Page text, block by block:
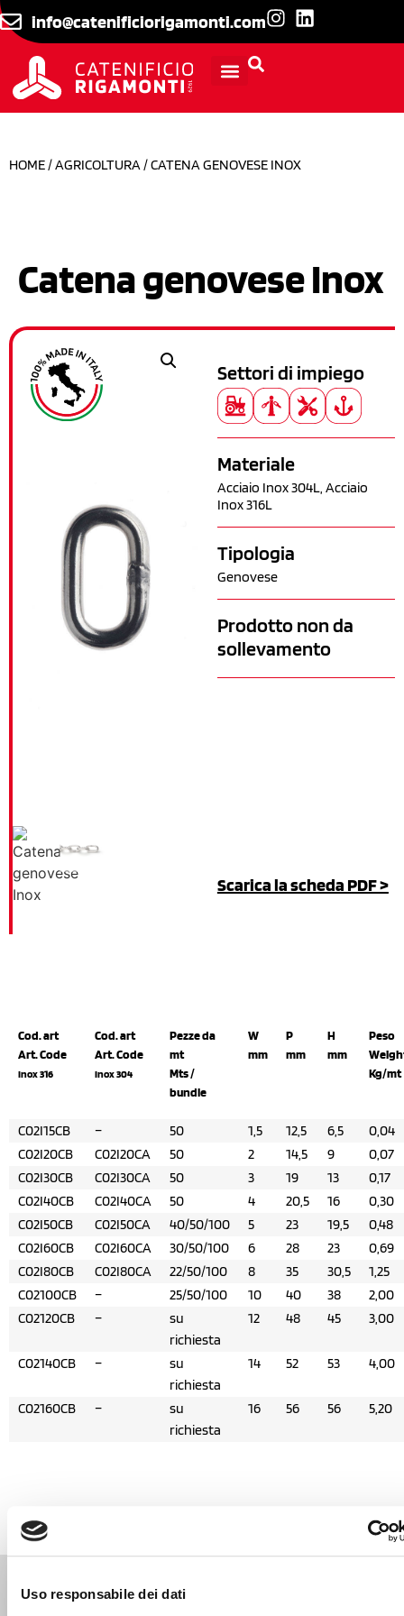
Uso responsabile dei dati
info@catenificiorigamonti.com
HOME /AGRICOLTURA / CATENA GENOVESE INOX
Catena genovese Inox
Settori di impiego
Materiale
Acciaio Inox 304L, Acciaio
Inox 316L
Tipologia
Genovese
Prodotto non da
sollevamento
Scarica la scheda PDF >
Cod. art
Art. Code
Inox 316
Cod. art
Art. Code
Inox 304
Pezze da
mt
Mts /
bundle
W
mm
P
mm
H
mm
Peso
Kg/mt
C02I15CB – 50 1,5 12,5 6,5
0,04
C02I20CB
C02I20CA 50 2 14,5 9
0,07
C02I30CB
C02I30CA 50 3 19 13
0,17
C02I40CB
C02I40CA 50 4 20,5 16
0,30
C02I50CB
C02I50CA 40/50/100 5 23 19,5
0,48
C02I60CB
C02I60CA 30/50/100 6 28 23
0,69
C02I80CB
C02I80CA 22/50/100 8 35 30,5
1,25
C02100CB
– 25/50/100 10 40 38
2,00
C02120CB
–
su
richiesta
12 48 45 3,00
C02140CB –
su
richiesta
14 52 53 4,00
C02160CB –
su
richiesta
16 56 56 5,20
Prodotti correlati